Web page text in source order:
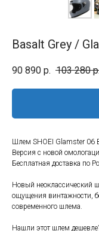
Basalt Grey /
90 890 р. 103 280 р.
Шлем SHOEI Glamster 06
Версия с новой
Бесплатная доставка по
Новый неоклассический
ощущения винтажности,
современного шлема.
Нашли этот шлем